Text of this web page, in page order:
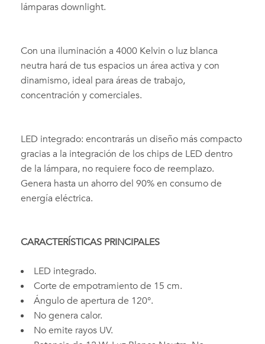
lámparas downlight.
Con una iluminación a 4000 Kelvin o luz blanca
neutra hará de tus espacios un área activa y con
dinamismo, ideal para áreas de trabajo,
concentración y comerciales.
LED integrado: encontrarás un diseño más compacto
gracias a la integración de los chips de LED dentro
de la lámpara, no requiere foco de reemplazo.
Genera hasta un ahorro del 90% en consumo de
energía eléctrica.
CARACTERÍSTICAS PRINCIPALES
LED integrado.
Corte de empotramiento de 15 cm.
Ángulo de apertura de 120°.
No genera calor.
No emite rayos UV.